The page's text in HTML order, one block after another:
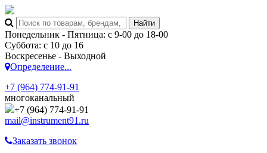
Понедельник - Пятница: с 9-00 до 18-00
Суббота: с 10 до 16
Воскресенье - Выходной
Определение...
+7 (964) 774-91-91
многоканальный
+7 (964) 774-91-91
mail@instrument91.ru
Заказать звонок